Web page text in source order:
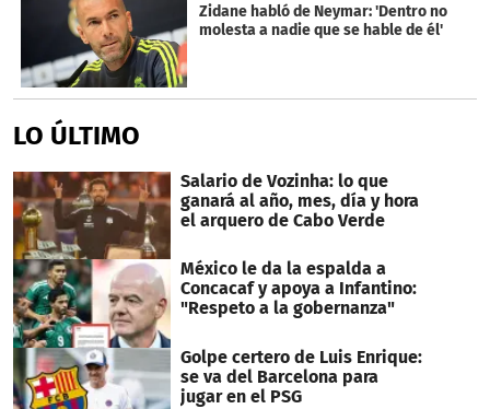
Zidane habló de Neymar: 'Dentro no
molesta a nadie que se hable de él'
LO ÚLTIMO
Salario de Vozinha: lo que
ganará al año, mes, día y hora
el arquero de Cabo Verde
México le da la espalda a
Concacaf y apoya a Infantino:
"Respeto a la gobernanza"
Golpe certero de Luis Enrique:
se va del Barcelona para
jugar en el PSG